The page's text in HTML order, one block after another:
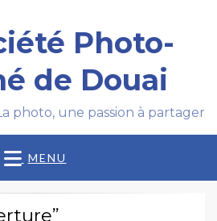
Photo-
de Douai
photo, une passion à partager
MENU